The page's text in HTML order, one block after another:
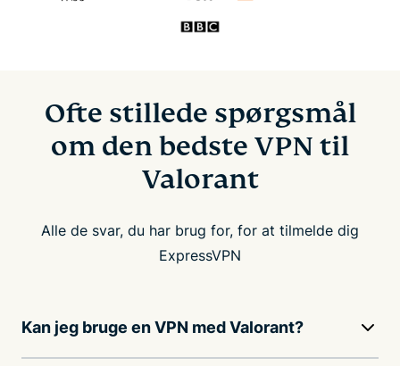
Ofte stillede spørgsmål
om den bedste VPN til
Valorant
Alle de svar, du har brug for, for at tilmelde dig
ExpressVPN
Kan jeg bruge en VPN med Valorant?